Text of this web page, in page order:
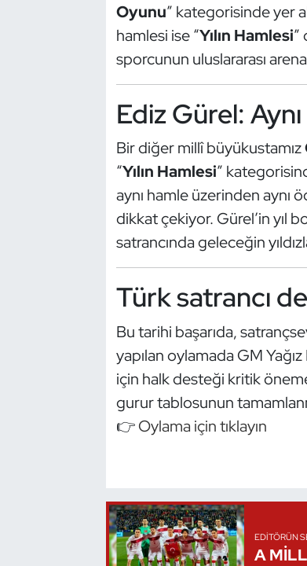
Oyunu” kategorisinde yer
hamlesi ise “Yılın Hamlesi”
sporcunun uluslararası
Ediz Gürel:
Bir diğer millî büyükustamız
“Yılın Hamlesi”
aynı hamle üzerinden aynı
dikkat çekiyor. Gürel’in yıl
satrancında geleceğin
Türk satrancı
Bu tarihi başarıda,
yapılan oylamada GM
için halk desteği kritik
gurur tablosunun
👉Oylama için tıklayın
EDITÖRÜN
A
Kano ve Rafting
Modern Pentatlon
Motor Sporları
Oryantiring
Özel Sporcular